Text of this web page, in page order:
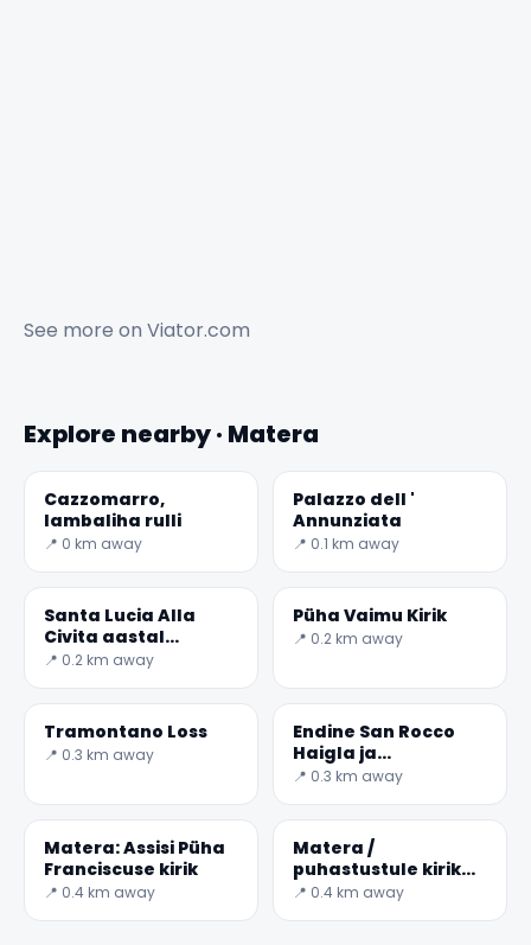
See more on Viator.com
Explore nearby · Matera
Cazzomarro,
lambaliha rulli
📍 0 km away
Palazzo dell '
Annunziata
📍 0.1 km away
Santa Lucia Alla
Civita aastal
Matera
📍 0.2 km away
Püha Vaimu Kirik
📍 0.2 km away
Tramontano Loss
📍 0.3 km away
Endine San Rocco
Haigla ja
flagellated Kristuse
📍 0.3 km away
Matera: Assisi Püha
Franciscuse kirik
📍 0.4 km away
Matera /
puhastustule kirik
Uus
📍 0.4 km away